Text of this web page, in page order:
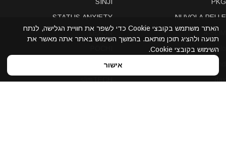
NUVOLA PELLE
A-SLIM
solo
STATUS ANXIETY
LEXON
Bellroy
האתר משתמש בקובצי Cookie כדי לשפר את חוויית הגלישה, לנתח
תנועה ולהציג תוכן מותאם. בהמשך השימוש באתר אתה מאשר את
השימוש בקובצי Cookie.
אישור